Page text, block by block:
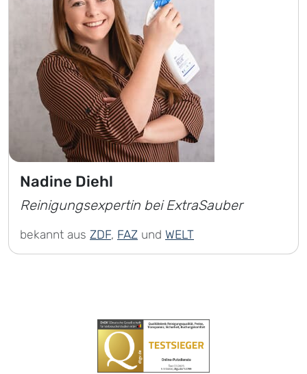
Nadine Diehl
Reinigungsexpertin bei ExtraSauber
bekannt aus ZDF, FAZ und WELT